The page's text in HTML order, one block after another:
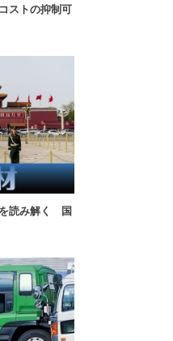
ストの抑制可
を読み解く 国